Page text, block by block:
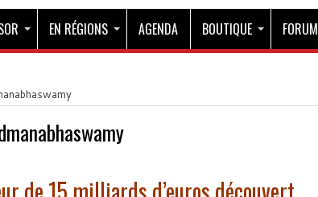
EN RÉGIONS AGENDA BOUTIQUE FORUM